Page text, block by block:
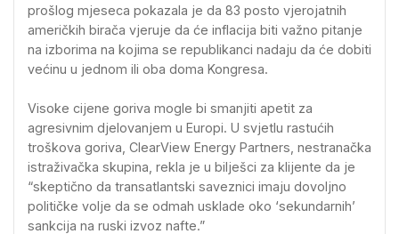
prošlog mjeseca pokazala je da 83 posto vjerojatnih
američkih birača vjeruje da će inflacija biti važno pitanje
na izborima na kojima se republikanci nadaju da će dobiti
većinu u jednom ili oba doma Kongresa.
Visoke cijene goriva mogle bi smanjiti apetit za
agresivnim djelovanjem u Europi. U svjetlu rastućih
troškova goriva, ClearView Energy Partners, nestranačka
istraživačka skupina, rekla je u bilješci za klijente da je
“skeptično da transatlantski saveznici imaju dovoljno
političke volje da se odmah usklade oko ‘sekundarnih’
sankcija na ruski izvoz nafte.”